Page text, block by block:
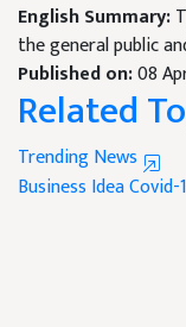
English Summary:
the general public
Published on:08
Related
Trending News
Business IdeaCovid-